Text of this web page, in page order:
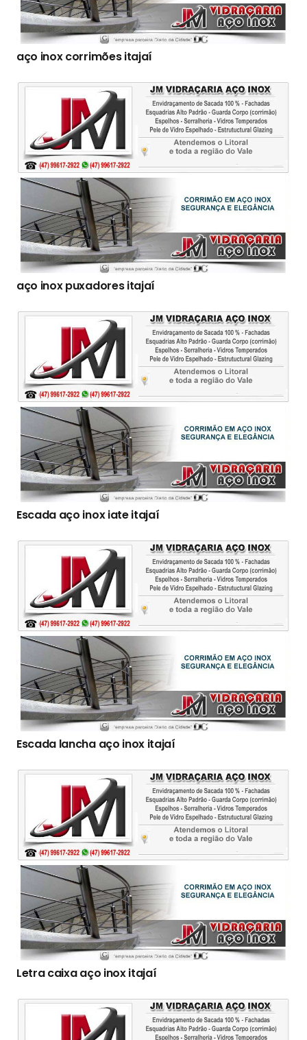
aço inox corrimões itajaí
aço inox puxadores itajaí
Escada aço inox iate itajaí
Escada lancha aço inox itajaí
Letra caixa aço inox itajaí